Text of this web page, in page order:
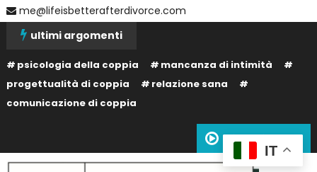
Skipme@lifeisbetterafterdivorce.com
ultimi argomenti
psicologia della coppia
mancanza di intimità
progettualità di coppia
relazione sana
comunicazione di coppia
Siamo in onda
IT